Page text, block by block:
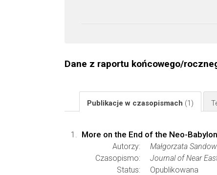
Dane z raportu końcowego/
Publikacje w czasopismach (1)
More on the End of the Neo-
Autorzy:
Małgorzata
Czasopismo:
Journal of Near
Status:
Opublikowana